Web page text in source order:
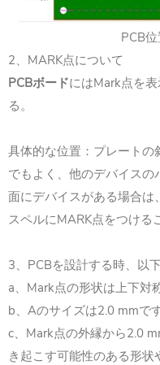
PCB
2、MARK点について
PCBボードにはMark点を
る。
具体的な位置：プレートの
でもよく、他のデバイス
面にデバイスがある場合は
スペルにMARK点をつける
3、PCBを設計する時、以
a、Mark点の形状は上下対
b、Aのサイズは2.0 mmです
c、Mark点の外縁から2.0
き起こす可能性のある形